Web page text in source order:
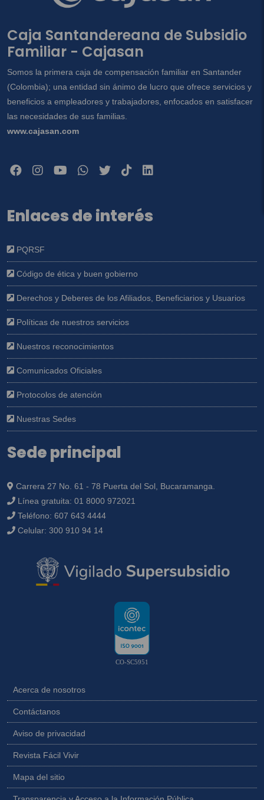
Caja Santandereana de Subsidio
Familiar - Cajasan
Somos la primera caja de compensación familiar en Santander
(Colombia); una entidad sin ánimo de lucro que ofrece servicios y
beneficios a empleadores y trabajadores, enfocados en satisfacer
las necesidades de sus familias.
www.cajasan.com
Enlaces de interés
PQRSF
Código de ética y buen gobierno
Derechos y Deberes de los Afiliados, Beneficiarios y Usuarios
Políticas de nuestros servicios
Nuestros reconocimientos
Comunicados Oficiales
Protocolos de atención
Nuestras Sedes
Sede principal
Carrera 27 No. 61 - 78 Puerta del Sol, Bucaramanga.
Línea gratuita: 01 8000 972021
Teléfono: 607 643 4444
Celular: 300 910 94 14
CO-SC5951
Acerca de nosotros
Contáctanos
Aviso de privacidad
Revista Fácil Vivir
Mapa del sitio